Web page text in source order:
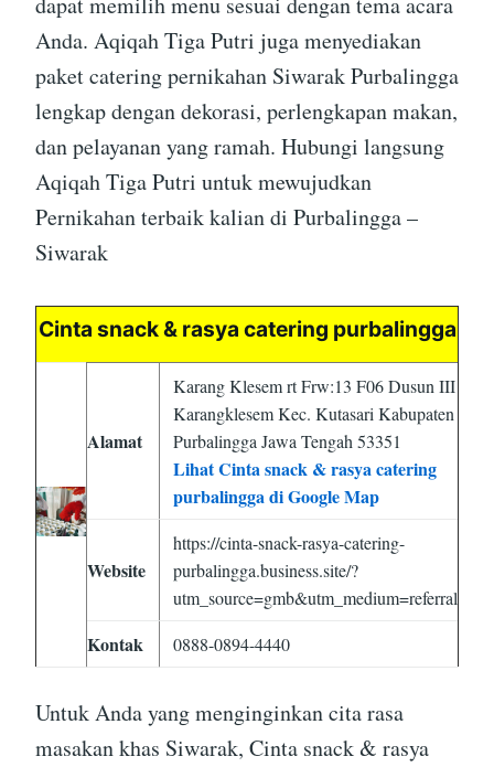
Anda. Aqiqah Tiga Putri juga menyediakan
paket catering pernikahan Siwarak Purbalingga
lengkap dengan dekorasi, perlengkapan makan,
dan pelayanan yang ramah. Hubungi langsung
Aqiqah Tiga Putri untuk mewujudkan
Pernikahan terbaik kalian di Purbalingga –
Siwarak
Cinta snack & rasya catering purbalingga
Alamat
Karang Klesem rt Frw:13 F06 Dusun III
Karangklesem Kec. Kutasari Kabupaten
Purbalingga Jawa Tengah 53351
Lihat Cinta snack & rasya catering
purbalingga di Google Map
Website
https://cinta-snack-rasya-catering-
purbalingga.business.site/?
utm_source=gmb&utm_medium=referral
Kontak 0888-0894-4440
Untuk Anda yang menginginkan cita rasa
masakan khas Siwarak, Cinta snack & rasya